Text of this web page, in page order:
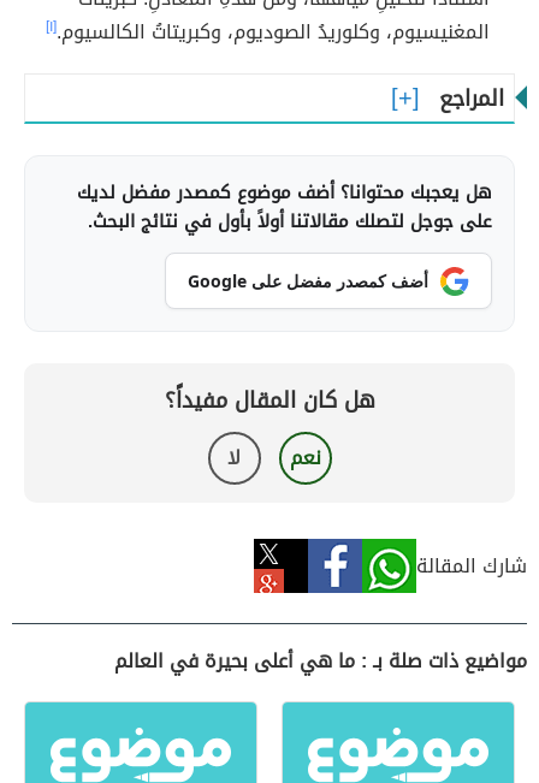
المغنيسيوم، وكلوريدُ الصوديوم، وكبريتاتُ الكالسيوم.[١]
المراجع
هل يعجبك محتوانا؟ أضف موضوع كمصدر مفضل لديك
على جوجل لتصلك مقالاتنا أولاً بأول في نتائج البحث.
أضف كمصدر مفضل على Google
هل كان المقال مفيداً؟
نعم لا
شارك المقالة
مواضيع ذات صلة بـ : ما هي أعلى بحيرة في العالم